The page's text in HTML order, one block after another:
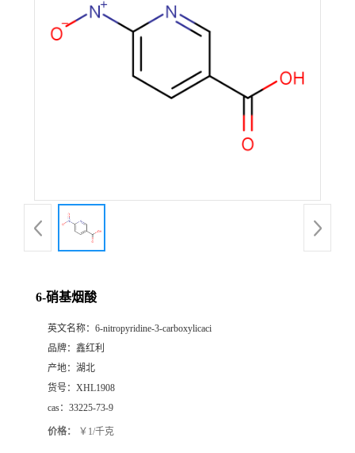
6-硝基烟酸
英文名称： 6-nitropyridine-3-carboxylicaci
品牌： 鑫红利
产地： 湖北
货号： XHL1908
cas： 33225-73-9
价格： ￥1/千克